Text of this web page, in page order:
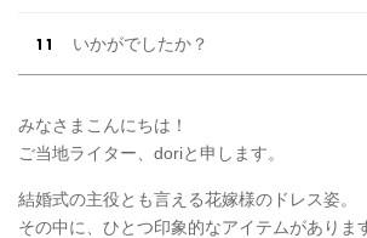
いかがでしたか？
みなさまこんにちは！
ご当地ライター、doriと申します。
結婚式の主役とも言える花嫁様のドレス姿。
その中に、ひとつ印象的なアイテムがありま